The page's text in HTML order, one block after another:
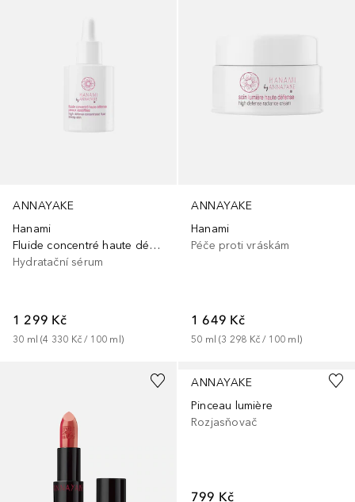
ANNAYAKE
Hanami
Fluide concentré haute défense peaux assoiffées
Hydratační sérum
1 299 Kč
30 ml (4 330 Kč / 100 ml )
ANNAYAKE
Hanami
Péče proti vráskám
1 649 Kč
50 ml (3 298 Kč / 100 ml )
+3
ANNAYAKE
Pinceau lumière
Rozjasňovač
799 Kč